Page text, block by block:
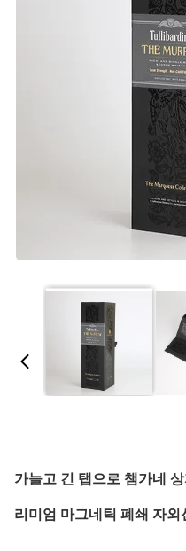
가늘고 긴 탭으로 챔가네
리미엄 마그네틱 폐쇄 자외